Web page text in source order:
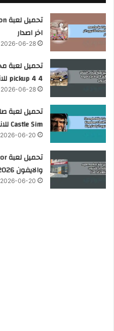
اخر اصدار
2026-06-28
pickup 4 4 للاندرويد 2026
2026-06-28
Castle Sim للاندرويد 2026 اخر اصدار
2026-06-20
والايفون 2026 اخر اصدار
2026-06-20